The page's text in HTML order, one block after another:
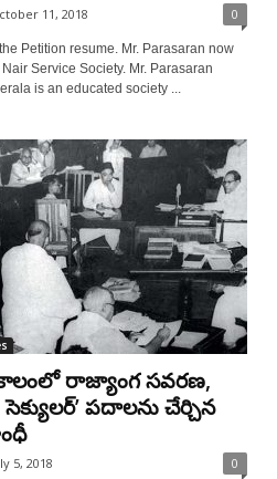
11, 2018 0
Petition resume. Mr. Parasaran now
Service Society. Mr. Parasaran
is an educated society ...
కాలంలో రాజ్యాంగ సవరణ,
సెక్యులర్‌’ పదాలను చేర్చిన
5, 2018 0